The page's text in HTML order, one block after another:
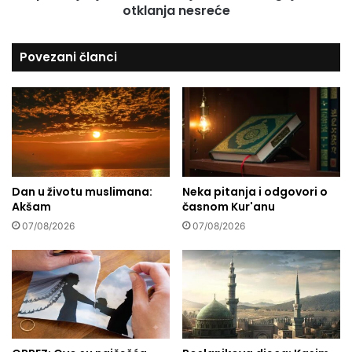
l
a
h
a
m
i
u
j
e
c
e
,
b
r
otklanja nesreće
Povezani članci
Dan u životu muslimana:
Akšam
07/08/2026
Neka pitanja i odgovori o
časnom Kur'anu
07/08/2026